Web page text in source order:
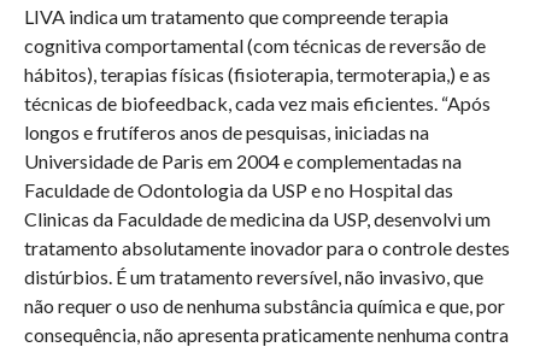
LIVA indica um tratamento que compreende terapia
cognitiva comportamental (com técnicas de reversão de
hábitos), terapias físicas (fisioterapia, termoterapia,) e as
técnicas de biofeedback, cada vez mais eficientes. “Após
longos e frutíferos anos de pesquisas, iniciadas na
Universidade de Paris em 2004 e complementadas na
Faculdade de Odontologia da USP e no Hospital das
Clinicas da Faculdade de medicina da USP, desenvolvi um
tratamento absolutamente inovador para o controle destes
distúrbios. É um tratamento reversível, não invasivo, que
não requer o uso de nenhuma substância química e que, por
consequência, não apresenta praticamente nenhuma contra